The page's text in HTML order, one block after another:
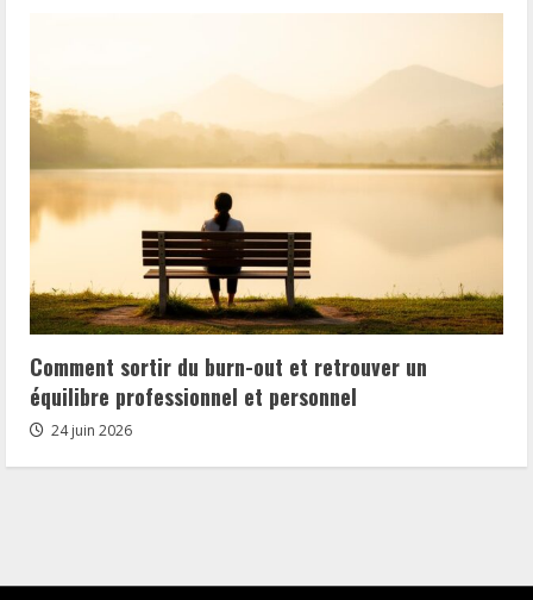
Comment sortir du burn-out et retrouver un
équilibre professionnel et personnel
24 juin 2026